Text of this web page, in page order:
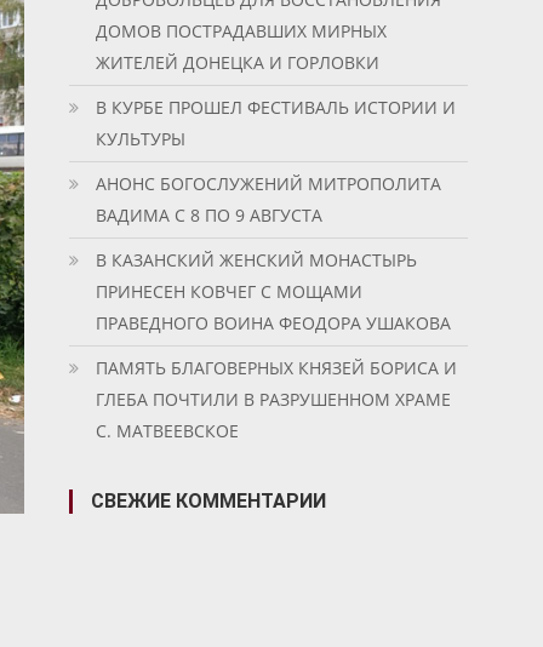
ДОМОВ ПОСТРАДАВШИХ МИРНЫХ
ЖИТЕЛЕЙ ДОНЕЦКА И ГОРЛОВКИ
В КУРБЕ ПРОШЕЛ ФЕСТИВАЛЬ ИСТОРИИ И
КУЛЬТУРЫ
АНОНС БОГОСЛУЖЕНИЙ МИТРОПОЛИТА
ВАДИМА С 8 ПО 9 АВГУСТА
В КАЗАНСКИЙ ЖЕНСКИЙ МОНАСТЫРЬ
ПРИНЕСЕН КОВЧЕГ С МОЩАМИ
ПРАВЕДНОГО ВОИНА ФЕОДОРА УШАКОВА
ПАМЯТЬ БЛАГОВЕРНЫХ КНЯЗЕЙ БОРИСА И
ГЛЕБА ПОЧТИЛИ В РАЗРУШЕННОМ ХРАМЕ
С. МАТВЕЕВСКОЕ
СВЕЖИЕ КОММЕНТАРИИ